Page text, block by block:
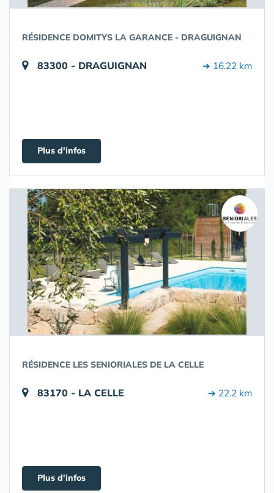
RÉSIDENCE DOMITYS LA GARANCE - DRAGUIGNAN
83300 - DRAGUIGNAN ➔ 16.22 km
Plus d'infos
RÉSIDENCE LES SENIORIALES DE LA CELLE
83170 - LA CELLE ➔ 22.2 km
Plus d'infos